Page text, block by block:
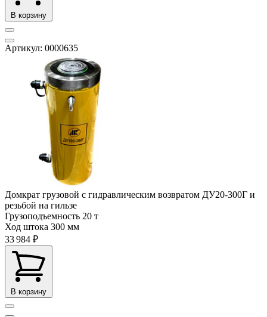
В корзину
Артикул: 0000635
Домкрат грузовой с гидравлическим возвратом ДУ20-300Г и
резьбой на гильзе
Грузоподъемность 20 т
Ход штока 300 мм
33 984 ₽
В корзину